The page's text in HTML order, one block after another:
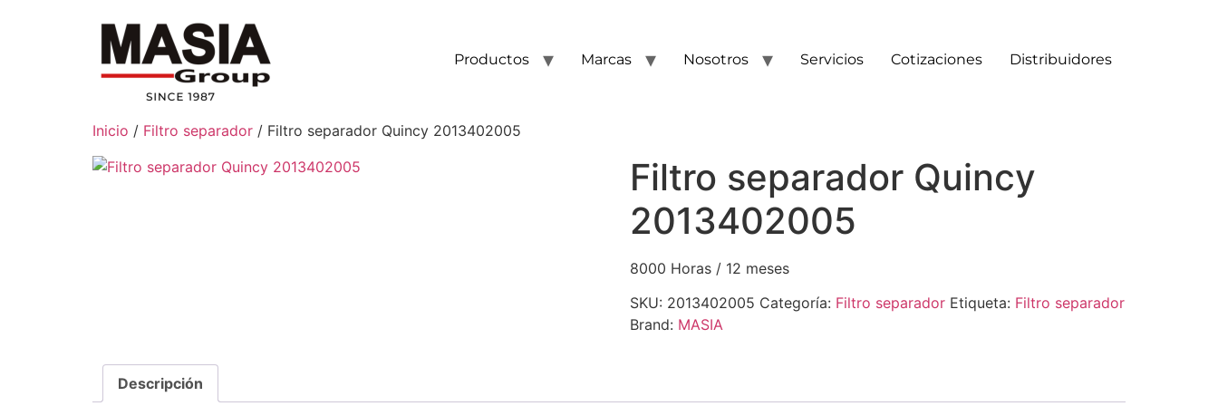
Productos Marcas Nosotros Servicios Cotizaciones Distribuidores
Inicio / Filtro separador / Filtro separador Quincy 2013402005
Filtro separador Quincy
2013402005
8000 Horas / 12 meses
SKU: 2013402005 Categoría: Filtro separador Etiqueta: Filtro separador
Brand: MASIA
Descripción